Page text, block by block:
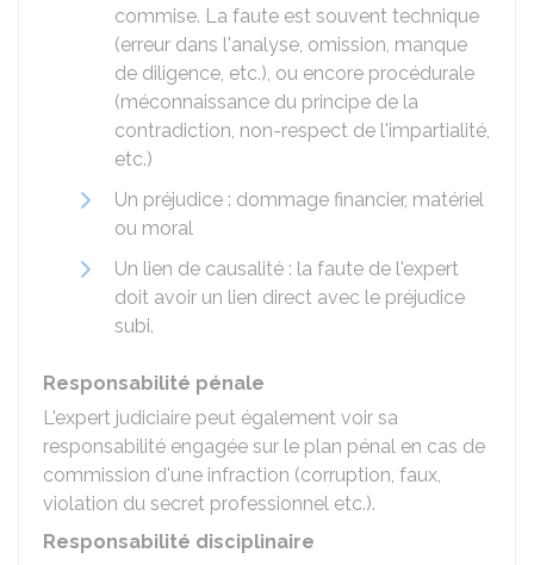
commise. La faute est souvent technique
(erreur dans l'analyse, omission, manque
de diligence, etc.), ou encore procédurale
(méconnaissance du principe de la
contradiction, non-respect de l'impartialité,
etc.)
Un préjudice : dommage financier, matériel
ou moral
Un lien de causalité : la faute de l'expert
doit avoir un lien direct avec le préjudice
subi.
Responsabilité pénale
L'expert judiciaire peut également voir sa
responsabilité engagée sur le plan pénal en cas de
commission d'une infraction (corruption, faux,
violation du secret professionnel etc.).
Responsabilité disciplinaire